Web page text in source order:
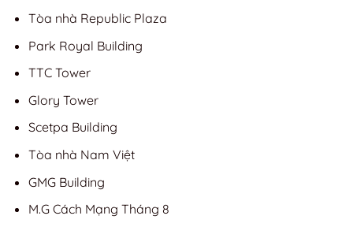
Tòa nhà Republic Plaza
Park Royal Building
TTC Tower
Glory Tower
Scetpa Building
Tòa nhà Nam Việt
GMG Building
M.G Cách Mạng Tháng 8